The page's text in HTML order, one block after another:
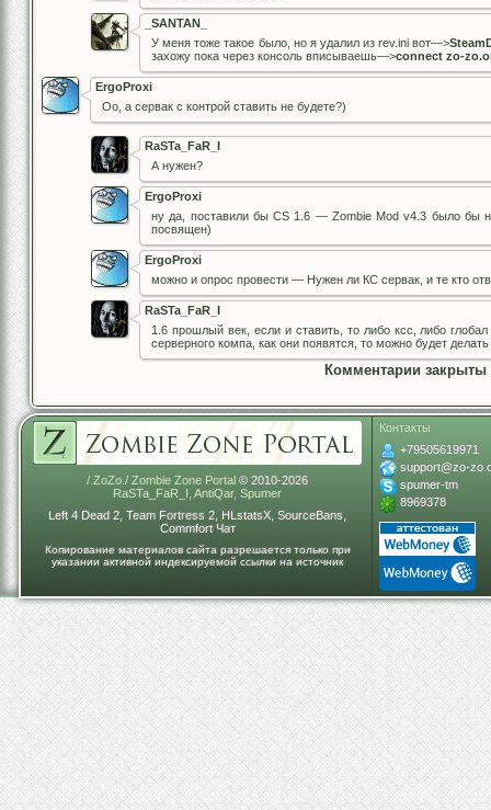
_SANTAN_
У меня тоже такое было, но я удалил из rev.ini вот—>
захожу пока через консоль вписываешь—>connect zo-
ErgoProxi
Оо, а сервак с контрой ставить не будете?)
RaSTa_FaR_I
А нужен?
ErgoProxi
ну да, поставили бы CS 1.6 — Zombie Mod v4.3 было бы
посвящен)
ErgoProxi
можно и опрос провести — Нужен ли КС сервак, и те кто
RaSTa_FaR_I
1.6 прошлый век, если и ставить, то либо ксс, либо
серверного компа, как они появятся, то можно будет
Комментарии закрыты
/.ZoZo./ Zombie Zone Portal © 2010-2026
RaSTa_FaR_I AntiQar, Spumer
Left 4 Dead 2, Team Fortress 2, HLstatsX, SourceBans,
Commfort Чат
Копирование материалов сайта разрешается только при
указании активной индексируемой ссылки на источник
Контакты
+79505619971
support@zo-
spumer-tm
8969378